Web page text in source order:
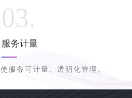
服务计量
使服务可计量、透明化管理。